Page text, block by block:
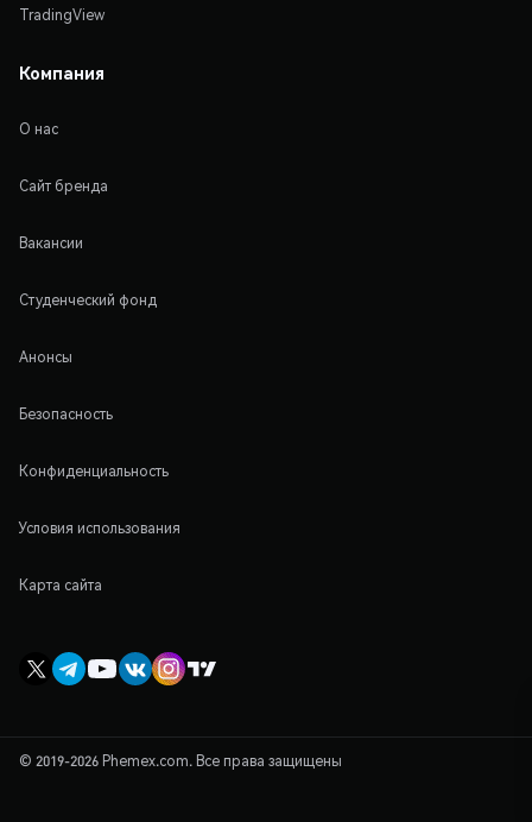
TradingView
Компания
О нас
Сайт бренда
Вакансии
Студенческий фонд
Анонсы
Безопасность
Конфиденциальность
Условия использования
Карта сайта
© 2019-2026 Phemex.com. Все права защищены